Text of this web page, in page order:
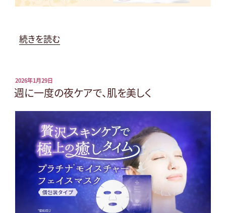
“新
｜
RISAYO
ボ
カ
続きを読む
投
稿
日:
2026年1月29日
週に一度の夜ケアで、肌を美しく